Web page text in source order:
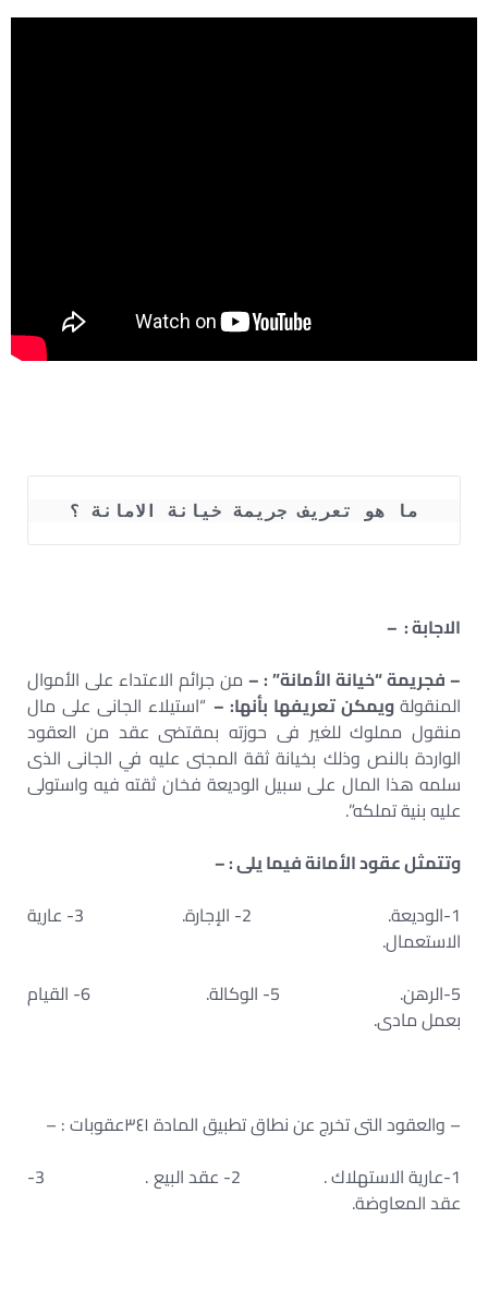
ما هو تعريف جريمة خيانة الامانة ؟
الاجابة : –
– فجريمة “خيانة الأمانة” : – من جرائم الاعتداء على الأموال
المنقولةويمكن تعريفها بأنها: – “استيلاء الجانى على مال
منقول مملوك للغير فى حوزته بمقتضى عقد من العقود
الواردة بالنص وذلك بخيانة ثقة المجنى عليه في الجانى الذى
سلمه هذا المال على سبيل الوديعة فخان ثقته فيه واستولى
عليه بنية تملكه”.
وتتمثل عقود الأمانة فيما يلى : –
1-الوديعة. 2- الإجارة. 3- عارية
الاستعمال.
5-الرهن. 5- الوكالة. 6- القيام
بعمل مادى.
– والعقود التى تخرج عن نطاق تطبيق المادة ٣٤١عقوبات : –
1-عارية الاستهلاك . 2- عقد البيع . 3-
عقد المعاوضة.